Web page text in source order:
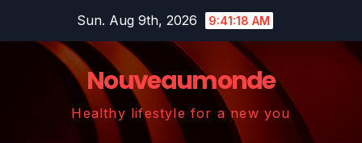
Sun. Aug 9th, 2026 9:41:19 AM
Nouveaumonde
Healthy lifestyle for a new you